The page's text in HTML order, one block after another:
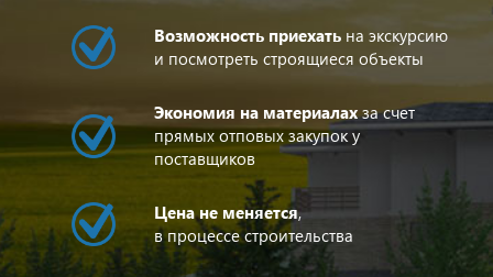
Возможность приехать на экскурсию
и посмотреть строящиеся объекты
Экономия на материалахза счет
прямых отповых закупок у
поставщиков
Цена не меняется,
в процессе строительства